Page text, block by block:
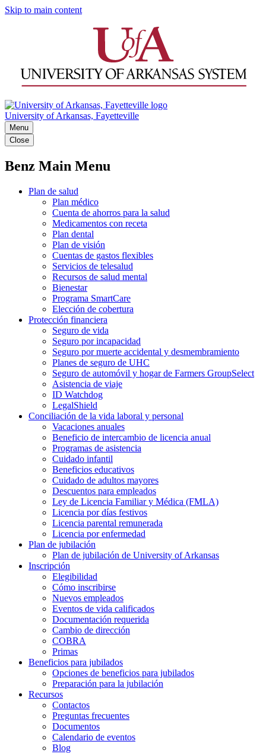
Skip to main content
University of Arkansas, Fayetteville
Menu
Close
Benz Main Menu
Plan de salud
Plan médico
Cuenta de ahorros para la salud
Medicamentos con receta
Plan dental
Plan de visión
Cuentas de gastos flexibles
Servicios de telesalud
Recursos de salud mental
Bienestar
Programa SmartCare
Elección de cobertura
Protección financiera
Seguro de vida
Seguro por incapacidad
Seguro por muerte accidental y desmembramiento
Planes de seguro de UHC
Seguro de automóvil y hogar de Farmers GroupSelect
Asistencia de viaje
ID Watchdog
LegalShield
Conciliación de la vida laboral y personal
Vacaciones anuales
Beneficio de intercambio de licencia anual
Programas de asistencia
Cuidado infantil
Beneficios educativos
Cuidado de adultos mayores
Descuentos para empleados
Ley de Licencia Familiar y Médica (FMLA)
Licencia por días festivos
Licencia parental remunerada
Licencia por enfermedad
Plan de jubilación
Plan de jubilación de University of Arkansas
Inscripción
Elegibilidad
Cómo inscribirse
Nuevos empleados
Eventos de vida calificados
Documentación requerida
Cambio de dirección
COBRA
Primas
Beneficios para jubilados
Opciones de beneficios para jubilados
Preparación para la jubilación
Recursos
Contactos
Preguntas frecuentes
Documentos
Calendario de eventos
Blog